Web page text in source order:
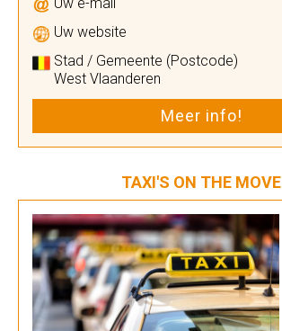
Uw website
Stad / Gemeente (Postcode)
West Vlaanderen
Meer info!
TAXI'S ON THE MOVE